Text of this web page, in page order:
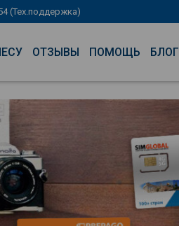
(Тех.поддержка)
ОТЗЫВЫ ПОМОЩЬ БЛОГ